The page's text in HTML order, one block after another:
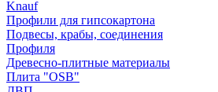
Knauf
Профили для гипсокартона
Подвесы, крабы, соединения
Профиля
Древесно-плитные материалы
Плита "OSB"